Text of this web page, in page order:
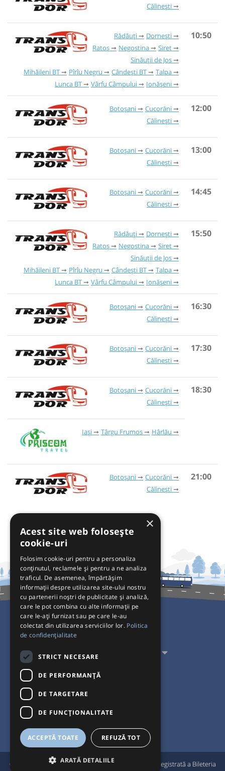
Călinești
Rădăuți
Dornești
Ratoș
Negostina
Siret
Sinăuții de Jos
Mihăileni BT
Pîrîu Negru Cândești BT
Talpa
Lunca BT
Vârfu Câmpului Ionășeni
10:50
Botoșani
Cucorăni
Călinești
12:00
Botoșani
Cucorăni
Călinești
13:00
Botoșani
Cucorăni
Călinești
14:45
Rădăuți
Dornești
Ratoș
Negostina
Siret
Sinăuții de Jos
Mihăileni BT
Pîrîu Negru Cândești BT
Talpa
Lunca BT
Vârfu Câmpului Ionășeni
15:50
Botoșani
Cucorăni
Călinești
16:30
Botoșani
Cucorăni
Călinești
17:30
Botoșani
Cucorăni
Călinești
18:30
Iași Târgu Frumos Hârlău
Botoșani
Cucorăni
Călinești
21:00
Pentru Călători
Pentru Transportatori
Interacționăm
Acceptăm plăți cu
© Bileteria 2004-2026 | Autogari.RO®
este marcă înregistrată a Bileteria
×
Acest site web folosește
cookie-uri
Folosim cookie-uri pentru a personaliza
conținutul, reclamele și pentru a ne analiza
traficul. De asemenea, împărtășim
informații despre utilizarea site-ului nostru
cu partenerii noștri de publicitate și analiză,
care le pot combina cu alte informații pe
care le-ați furnizat sau pe care le-au
colectat din utilizarea serviciilor lor. Politica
de confidențialitate
STRICT NECESARE
DE PERFORMANȚĂ
DE TARGETARE
DE FUNCŢIONALITATE
ACCEPTĂ TOATE REFUZĂ TOT
ARATĂ DETALIILE